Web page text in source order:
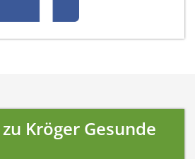
Kröger Gesunde